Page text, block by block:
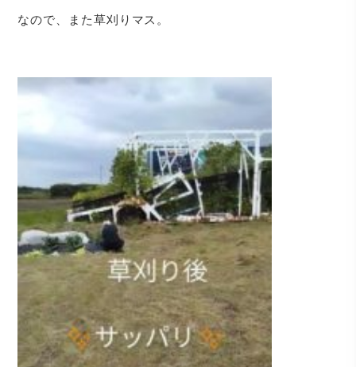
なので、また草刈りマス。